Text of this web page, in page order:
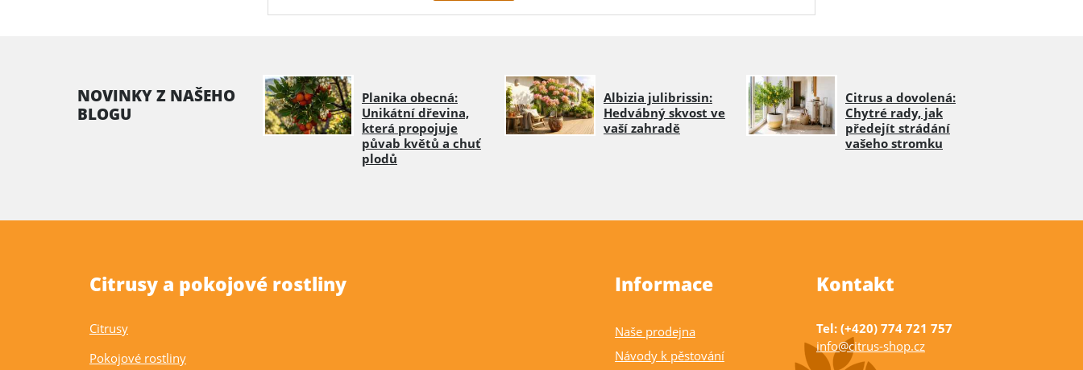
NOVINKY Z NAŠEHO
BLOGU
Planika obecná:
Unikátní dřevina,
která propojuje
půvab květů a chuť
plodů
Albizia julibrissin:
Hedvábný skvost ve
vaší zahradě
Citrus a dovolená:
Chytré rady, jak
předejít strádání
vašeho stromku
Citrusy a pokojové rostliny
Citrusy
Pokojové rostliny
Informace
Naše prodejna
Návody k pěstování
Kontakt
Tel: (+420) 774 721 757
info@citrus-shop.cz